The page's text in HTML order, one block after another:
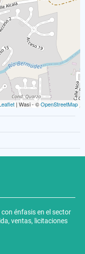
| Wasi - ©OpenStreetMap
énfasis en el sector
ventas, licitaciones